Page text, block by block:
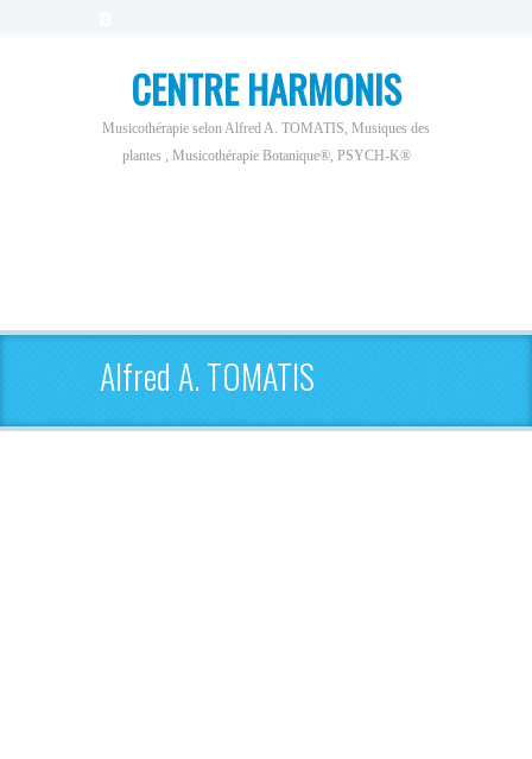
CENTRE HARMONIS
Musicothérapie selon Alfred A. TOMATIS, Musiques des
plantes , Musicothérapie Botanique®, PSYCH-K®
Alfred A. TOMATIS